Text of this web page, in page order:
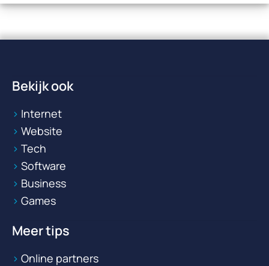
Bekijk ook
Internet
Website
Tech
Software
Business
Games
Meer tips
Online partners